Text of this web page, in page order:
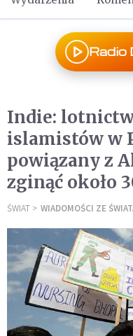
Radio
Indie:
islamistów w
powiązany z
zginąć około
ŚWIAT WIADOMOŚCI ZE